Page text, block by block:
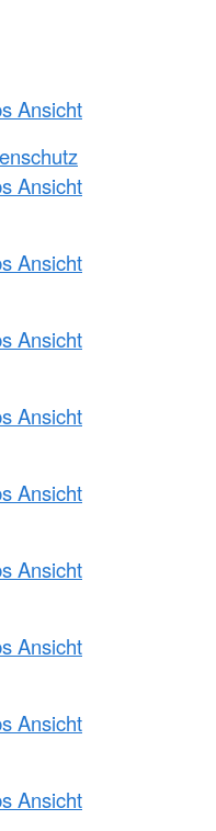
Ansicht
Ansicht
Ansicht
Ansicht
Ansicht
Ansicht
Ansicht
Ansicht
Ansicht
Ansicht